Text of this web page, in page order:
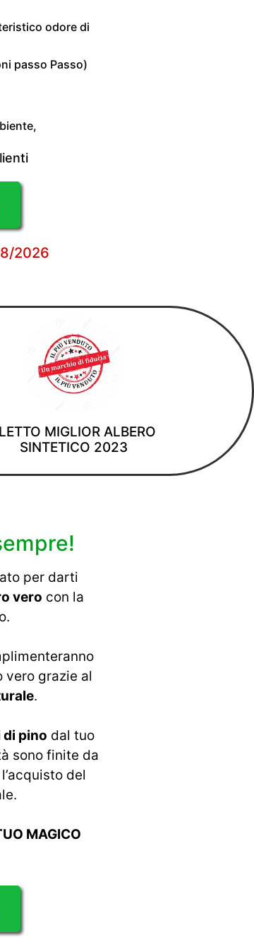
odore di
passo Passo)
2026
MIGLIOR ALBERO
SINTETICO 2023
per darti
vero con la
vero grazie al
.
di pino dal tuo
sono finite da
del
MAGICO